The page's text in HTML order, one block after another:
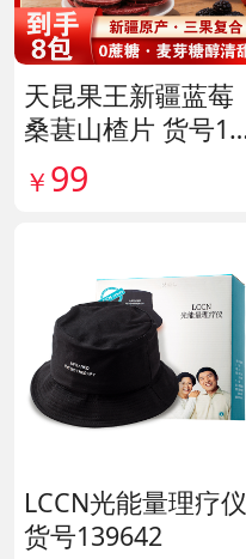
天昆果王新疆蓝莓
桑葚山楂片 货号14
1817
￥ 99
LCCN光能量理疗仪
货号139642